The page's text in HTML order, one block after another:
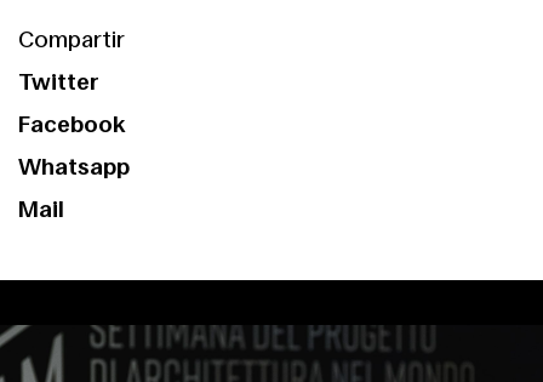
Compartir
Twitter
Facebook
Whatsapp
Mail